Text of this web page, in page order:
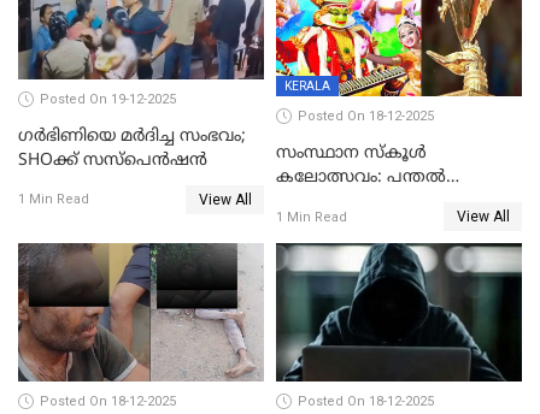
Posted On 19-12-2025
ഗര്‍ഭിണിയെ മർദിച്ച സംഭവം;
SHOക്ക് സസ്പെൻഷൻ
1 Min Read View All
KERALA
Posted On 18-12-2025
സംസ്ഥാന സ്കൂൾ
കലോത്സവം: പന്തൽ
1 Min Read View All
Posted On 18-12-2025 Posted On 18-12-2025